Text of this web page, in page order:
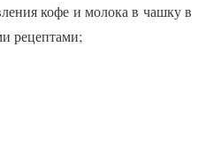
кофе и молока в чашку в
рецептами;